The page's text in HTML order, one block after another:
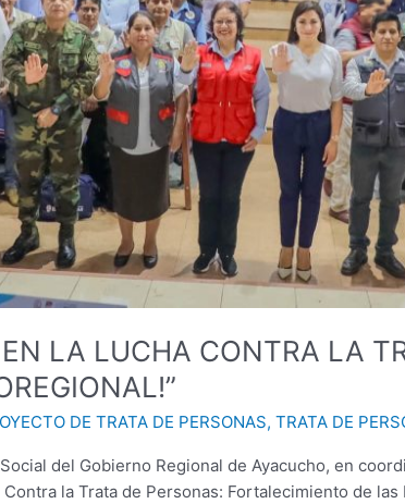
EN LA LUCHA CONTRA LA
DE TRATA DE PERSONAS,TRATA DE
del Gobierno Regional de Ayacucho, en
la Trata de Personas: Fortalecimiento de